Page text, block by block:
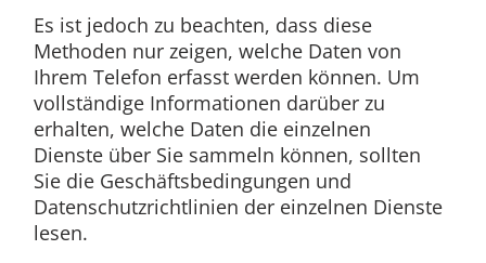
Es ist jedoch zu beachten, dass diese
Methoden nur zeigen, welche Daten von
Ihrem Telefon erfasst werden können. Um
vollständige Informationen darüber zu
erhalten, welche Daten die einzelnen
Dienste über Sie sammeln können, sollten
Sie die Geschäftsbedingungen und
Datenschutzrichtlinien der einzelnen Dienste
lesen.